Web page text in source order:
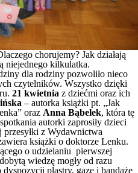
chorujemy? Jak działają
niejednego kilkulatka.
dla rodziny pozwoliło nieco
czytelników. Wszystko dzięki
21 kwietnia z dziećmi oraz ich
– autorka książki pt. „Jak
oraz Anna Bąbelek, która tę
autorki zaprosiły dzieci
z Wydawnictwa
książki o doktorze Lenku.
o udzielaniu pierwszej
wiedzę mogły od razu
plastry, gazę i bandaże